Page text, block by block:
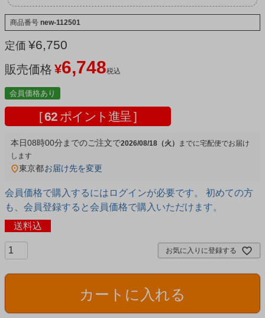
商品番号 new-112501
定価 ¥6,750
販売価格 ¥6,748税込
会員価格あり
[62 ポイント進呈 ]
本日08時00分 までのご注文で2026/08/18（火） 宅配便
東京都お届け先を変更
会員価格で購入するにはログインが必要です。 初めての方
も、会員登録すると会員価格で購入いただけます。
送料込
お気に入りに登録する
カートに入れる